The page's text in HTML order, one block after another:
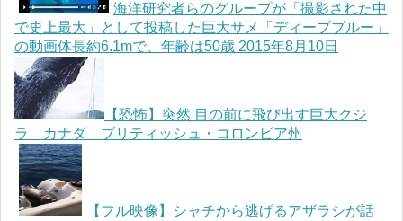
海洋研究者らのグループが「撮影された中
で史上最大」として投稿した巨大サメ「ディープブルー」
の動画体長約6.1mで、年齢は50歳 2015年8月10日
【恐怖】突然 目の前に飛び出す巨大クジ
ラ カナダ ブリティッシュ・コロンビア州
【フル映像】シャチから逃げるアザラシが話